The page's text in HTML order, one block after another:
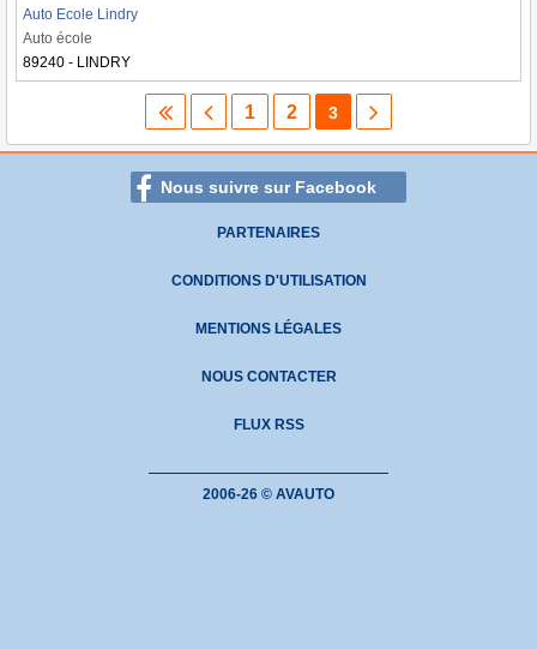
Auto Ecole Lindry
Auto école
89240 - LINDRY
1 2 3
Nous suivre sur Facebook
PARTENAIRES
CONDITIONS D'UTILISATION
MENTIONS LÉGALES
NOUS CONTACTER
FLUX RSS
2006-26 © AVAUTO